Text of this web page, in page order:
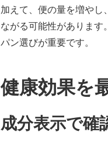
加えて、便の量を増やし
ながる可能性があります
パン選びが重要です。
健康効果を
成分表示で確